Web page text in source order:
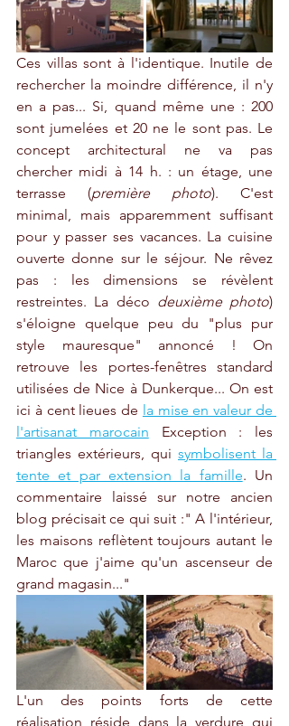
Ces villas sont à l'identique. Inutile de
rechercher la moindre différence, il n'y
en a pas... Si, quand même une : 200
sont jumelées et 20 ne le sont pas. Le
concept architectural ne va pas
chercher midi à 14 h. : un étage, une
terrasse (première photo). C'est
minimal, mais apparemment suffisant
pour y passer ses vacances. La cuisine
ouverte donne sur le séjour. Ne rêvez
pas : les dimensions se révèlent
restreintes. La déco deuxième photo)
s'éloigne quelque peu du "plus pur
style mauresque" annoncé ! On
retrouve les portes-fenêtres standard
utilisées de Nice à Dunkerque... On est
ici à cent lieues de la mise en valeur de
l'artisanat marocain Exception : les
triangles extérieurs, qui symbolisent la
tente et par extension la famille. Un
commentaire laissé sur notre ancien
blog précisait ce qui suit :" A l'intérieur,
les maisons reflètent toujours autant le
Maroc que j'aime qu'un ascenseur de
grand magasin..."
L'un des points forts de cette
réalisation réside dans la verdure qui